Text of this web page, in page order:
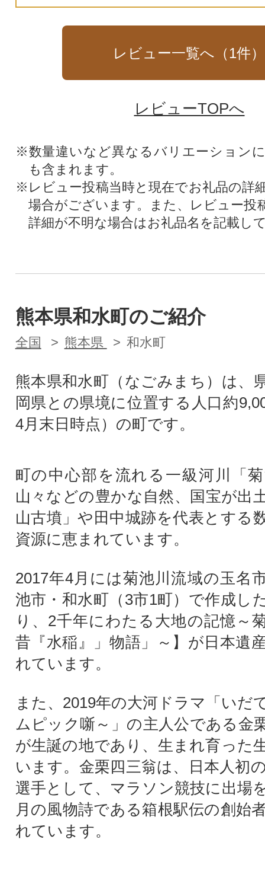
レビュー一覧へ（1件）
レビューTOPへ
※数量違いなど異なるバリエーション
も含まれます。
※レビュー投稿当時と現在でお礼品の詳
場合がございます。また、レビュー投
詳細が不明な場合はお礼品名を記載し
熊本県和水町のご紹介
全国 熊本県 和水町
熊本県和水町（なごみまち）は、
岡県との県境に位置する人口約
4月末日時点）の町です。
町の中心部を流れる一級河川「
山々などの豊かな自然、国宝が出
山古墳」や田中城跡を代表とする
資源に恵まれています。
2017年4月には菊池川流域の玉名
池市・和水町（3市1町）で作成し
り、2千年にわたる大地の記憶～
昔『水稲』」物語」～】が日本遺
れています。
また、2019年の大河ドラマ「いだ
ムピック噺～」の主人公である金
が生誕の地であり、生まれ育った
います。金栗四三翁は、日本人初
選手として、マラソン競技に出場
月の風物詩である箱根駅伝の創始
れています。